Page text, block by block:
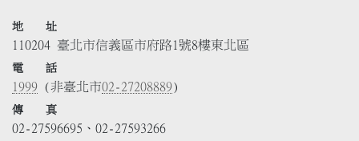
地 址
110204 臺北市信義區市府路1號8樓東北區
電 話
1999 (非臺北市02-27208889)
傳 真
02-27596695、02-27593266